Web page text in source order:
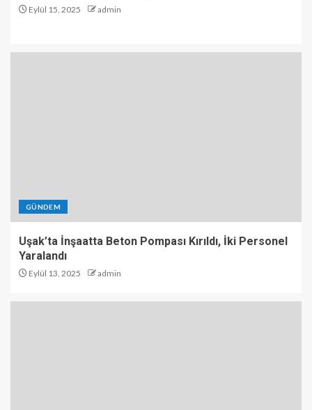
Eylül 15, 2025 admin
GÜNDEM
Uşak’ta İnşaatta Beton Pompası Kırıldı, İki Personel
Yaralandı
Eylül 13, 2025 admin